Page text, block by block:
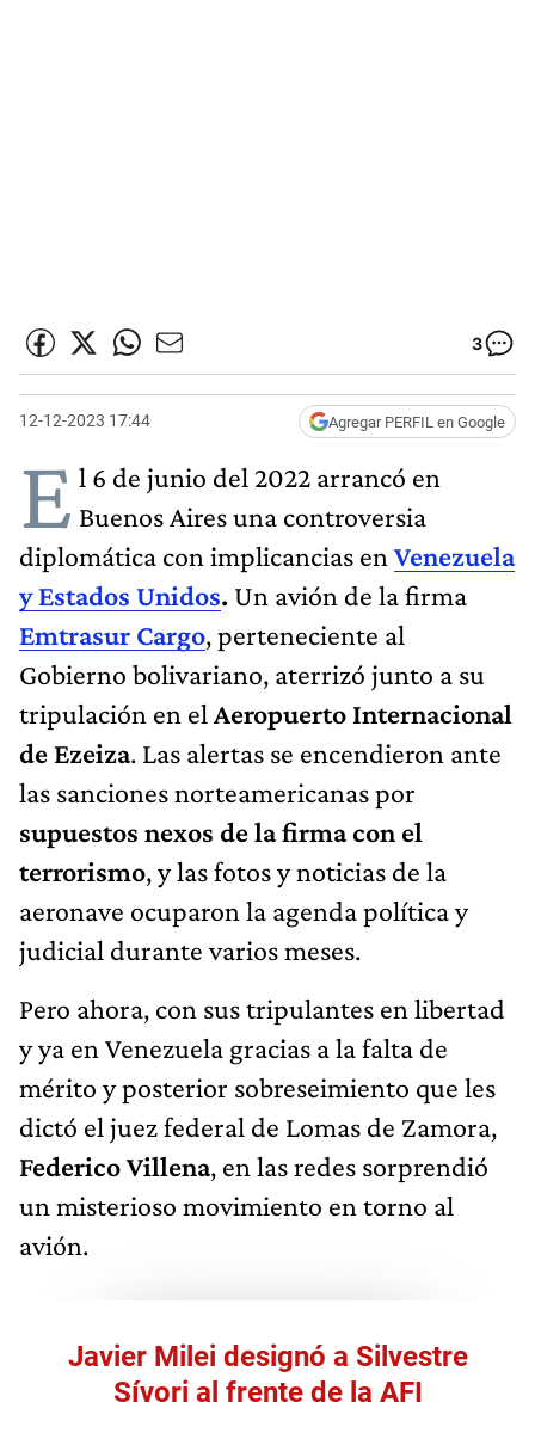
3
12-12-2023 17:44 Agregar PERFIL en Google
E l 6 de junio del 2022 arrancó en
Buenos Aires una controversia
diplomática con implicancias en Venezuela
y Estados Unidos. Un avión de la firma
Emtrasur Cargo, perteneciente al
Gobierno bolivariano, aterrizó junto a su
tripulación en el Aeropuerto Internacional
de Ezeiza. Las alertas se encendieron ante
las sanciones norteamericanas por
supuestos nexos de la firma con el
terrorismo, y las fotos y noticias de la
aeronave ocuparon la agenda política y
judicial durante varios meses.
Pero ahora, con sus tripulantes en libertad
y ya en Venezuela gracias a la falta de
mérito y posterior sobreseimiento que les
dictó el juez federal de Lomas de Zamora,
Federico Villena, en las redes sorprendió
un misterioso movimiento en torno al
avión.
Javier Milei designó a Silvestre
Sívori al frente de la AFI